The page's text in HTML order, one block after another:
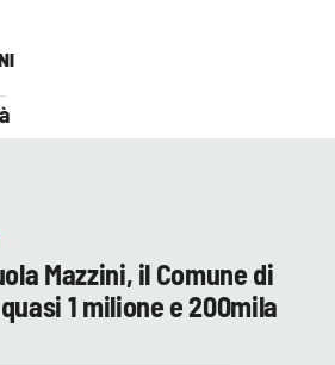
Mazzini, il Comune di
1 milione e 200mila